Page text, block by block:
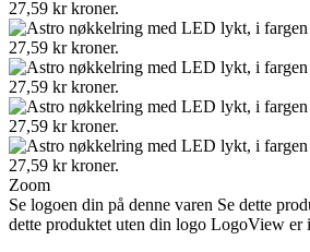
Zoom
Se logoen din på denne varen Se dette
dette produktet uten din logo LogoView er